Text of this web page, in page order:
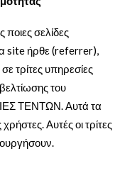
σελίδες
site ήρθε (referrer),
τρίτες υπηρεσίες
του
ΤΕΝΤΩΝ. Αυτά τα
Αυτές οι τρίτες